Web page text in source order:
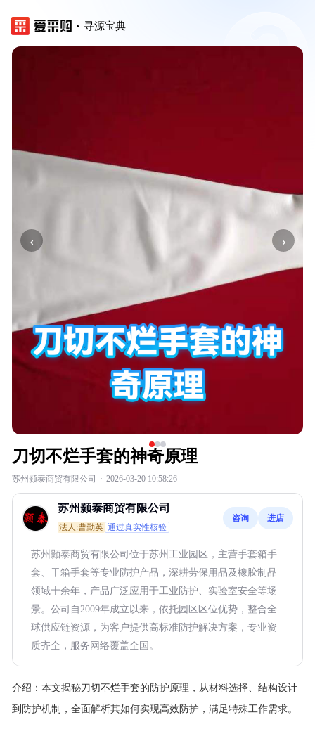
寻源宝典
‹ ›
刀切不烂手套的神奇原理
苏州颢泰商贸有限公司 · 2026-03-20 10:58:26
苏州颢泰商贸有限公司
法人:曹勤英 通过真实性核验
咨询 进店
苏州颢泰商贸有限公司位于苏州工业园区，主营手套箱手
套、干箱手套等专业防护产品，深耕劳保用品及橡胶制品
领域十余年，产品广泛应用于工业防护、实验室安全等场
景。公司自2009年成立以来，依托园区区位优势，整合全
球供应链资源，为客户提供高标准防护解决方案，专业资
质齐全，服务网络覆盖全国。
介绍： 本文揭秘刀切不烂手套的防护原理，从材料选择、结构设计
到防护机制，全面解析其如何实现高效防护，满足特殊工作需求。